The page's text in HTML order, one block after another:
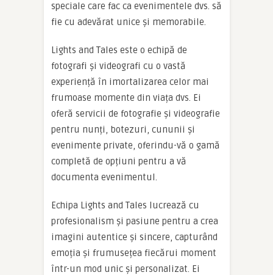
speciale care fac ca evenimentele dvs. să
fie cu adevărat unice și memorabile.
Lights and Tales este o echipă de
fotografi și videografi cu o vastă
experiență în imortalizarea celor mai
frumoase momente din viața dvs. Ei
oferă servicii de fotografie și videografie
pentru nunți, botezuri, cununii și
evenimente private, oferindu-vă o gamă
completă de opțiuni pentru a vă
documenta evenimentul.
Echipa Lights and Tales lucrează cu
profesionalism și pasiune pentru a crea
imagini autentice și sincere, capturând
emoția și frumusețea fiecărui moment
într-un mod unic și personalizat. Ei